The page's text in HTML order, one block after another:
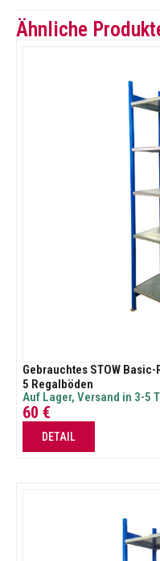
Ähnliche
Gebrauchtes STOW
5 Regalböden
Auf Lager, Versand in 3-5
60 €
DETAIL